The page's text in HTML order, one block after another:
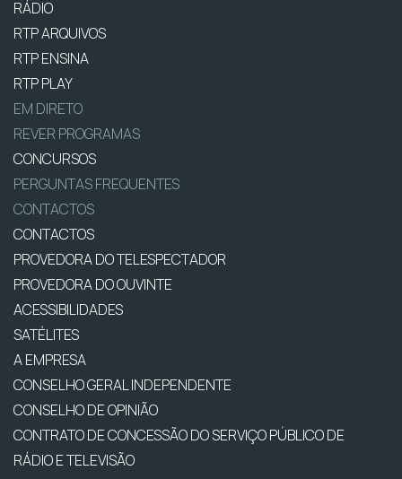
RÁDIO
RTP ARQUIVOS
RTP ENSINA
RTP PLAY
EM DIRETO
REVER PROGRAMAS
CONCURSOS
PERGUNTAS FREQUENTES
CONTACTOS
CONTACTOS
PROVEDORA DO TELESPECTADOR
PROVEDORA DO OUVINTE
ACESSIBILIDADES
SATÉLITES
A EMPRESA
CONSELHO GERAL INDEPENDENTE
CONSELHO DE OPINIÃO
CONTRATO DE CONCESSÃO DO SERVIÇO PÚBLICO DE
RÁDIO E TELEVISÃO